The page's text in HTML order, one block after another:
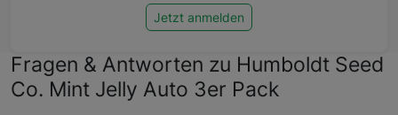
Jetzt anmelden
Fragen & Antworten zu Humboldt Seed
Co. Mint Jelly Auto 3er Pack